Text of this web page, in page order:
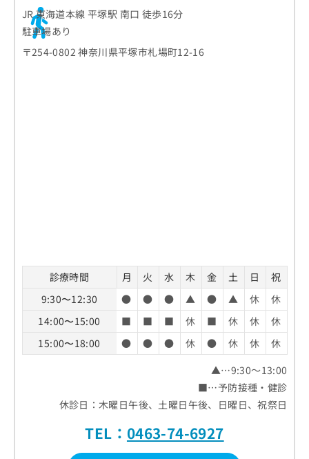
JR 東海道本線 平塚駅 南口 徒歩16分
駐車場あり
〒254-0802 神奈川県平塚市札場町12-16
診療時間 月 火 水 木 金 土 日
祝
9:30〜12:30
● ● ● ▲ ● ▲ 休
休
14:00〜15:00
■ ■ ■ 休 ■ 休 休
休
15:00〜18:00
● ● ● 休 ● 休 休
休
▲…9:30～13:00
■…予防接種・健診
休診日：木曜日午後、土曜日午後、日曜日、祝祭日
TEL： 0463-74-6927